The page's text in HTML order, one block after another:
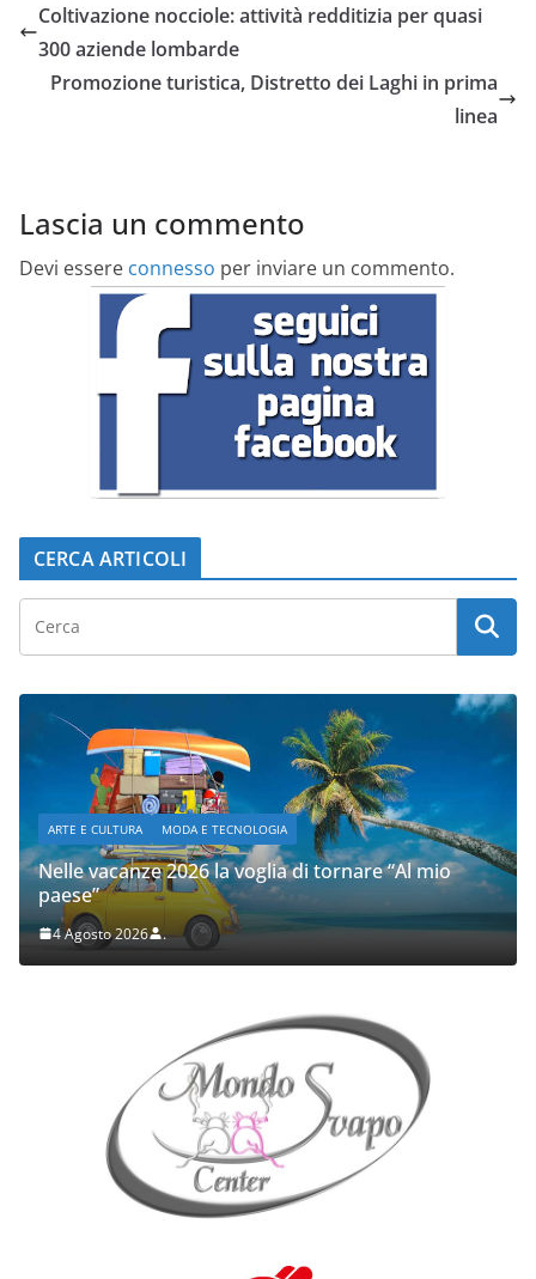
Coltivazione nocciole: attività redditizia per quasi
300 aziende lombarde
Promozione turistica, Distretto dei Laghi in prima
linea
Lascia un commento
Devi essere connesso per inviare un commento.
CERCA ARTICOLI
ARTE E CULTURA MODA E TECNOLOGIA
Nelle vacanze 2026 la voglia di tornare “Al mio
paese”
4 Agosto 2026 .